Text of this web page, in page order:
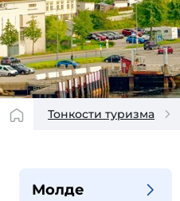
Тонкости туризма
Молде